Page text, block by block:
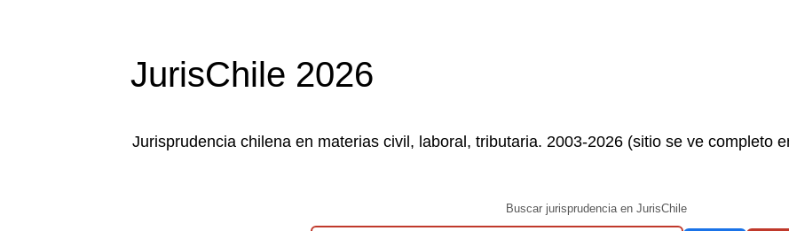
JurisChile 2026
Jurisprudencia chilena en materias civil, laboral, tributaria. 2003-2026 (sitio se ve completo
Buscar jurisprudencia en JurisChile